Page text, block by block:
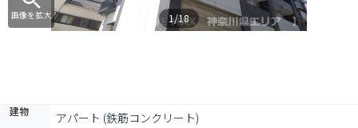
画像を拡大 1/18
建物 アパート (鉄筋コンクリート)